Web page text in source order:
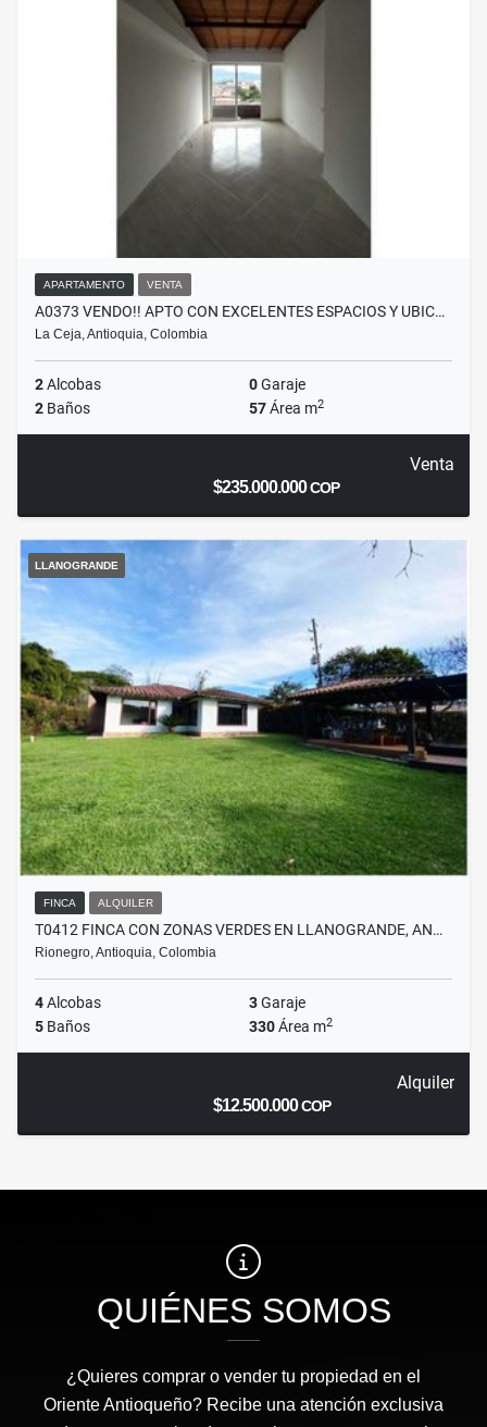
APARTAMENTO VENTA
A0373 VENDO!! APTO CON EXCELENTES ESPACIOS Y UBIC…
La Ceja, Antioquia, Colombia
2Alcobas 0Garaje
2 Baños 57Área m2
Venta
$235.000.000COP
LLANOGRANDE
FINCA ALQUILER
T0412 FINCA CON ZONAS VERDES EN LLANOGRANDE, AN…
Rionegro, Antioquia, Colombia
4Alcobas 3Garaje
5 Baños 330Área m2
Alquiler
$12.500.000COP
QUIÉNES SOMOS
¿Quieres comprar o vender tu propiedad en el
Oriente Antioqueño? Recibe una atención exclusiva